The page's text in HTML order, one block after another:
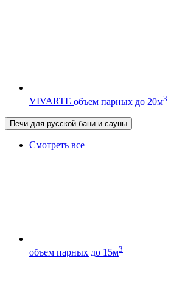
VIVARTE объем парных до 20м3
Печи для русской бани и сауны
Смотреть все
объем парных до 15м3